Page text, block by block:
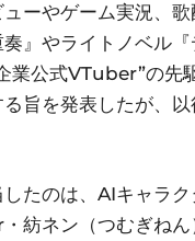
ーやゲーム実況、
』やライトノベル
業公式VTuber”の先
旨を発表したが、
したのは、AIキャラ
紡ネン（つむぎね